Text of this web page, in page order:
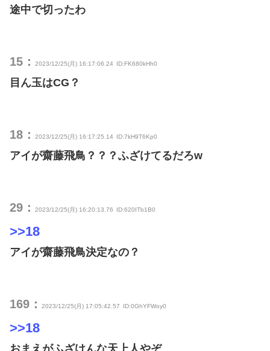
途中で切ったわ
15： 2023/12/25(月) 16:17:06.24 ID:FK680kHh0
目ん玉はCG？
18： 2023/12/25(月) 16:17:25.14 ID:7kH9T6Kp0
アイが齋藤飛鳥？？？ふざけてるだろw
29： 2023/12/25(月) 16:20:13.76 ID:620ITb1B0
>>18
アイが齋藤飛鳥決定なの？
169： 2023/12/25(月) 17:05:42.57 ID:0GhYFWoy0
>>18